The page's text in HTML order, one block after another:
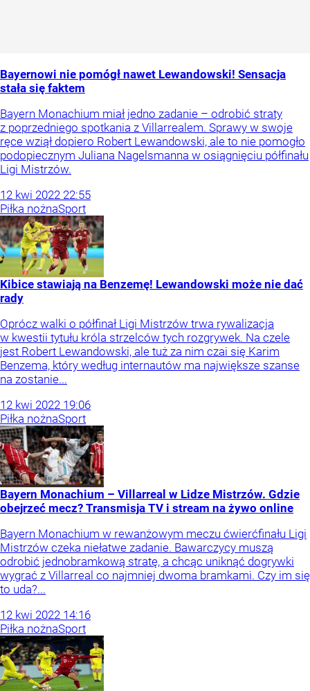
Bayernowi nie pomógł nawet Lewandowski! Sensacja
stała się faktem
Bayern Monachium miał jedno zadanie – odrobić straty
z poprzedniego spotkania z Villarrealem. Sprawy w swoje
ręce wziął dopiero Robert Lewandowski, ale to nie pomogło
podopiecznym Juliana Nagelsmanna w osiągnięciu półfinału
Ligi Mistrzów.
12 kwi 2022 22:55
Piłka nożnaSport
Kibice stawiają na Benzemę! Lewandowski może nie dać
rady
Oprócz walki o półfinał Ligi Mistrzów trwa rywalizacja
w kwestii tytułu króla strzelców tych rozgrywek. Na czele
jest Robert Lewandowski, ale tuż za nim czai się Karim
Benzema, który według internautów ma największe szanse
na zostanie...
12 kwi 2022 19:06
Piłka nożnaSport
Bayern Monachium – Villarreal w Lidze Mistrzów. Gdzie
obejrzeć mecz? Transmisja TV i stream na żywo online
Bayern Monachium w rewanżowym meczu ćwierćfinału Ligi
Mistrzów czeka niełatwe zadanie. Bawarczycy muszą
odrobić jednobramkową stratę, a chcąc uniknąć dogrywki
wygrać z Villarreal co najmniej dwoma bramkami. Czy im się
to uda?...
12 kwi 2022 14:16
Piłka nożnaSport